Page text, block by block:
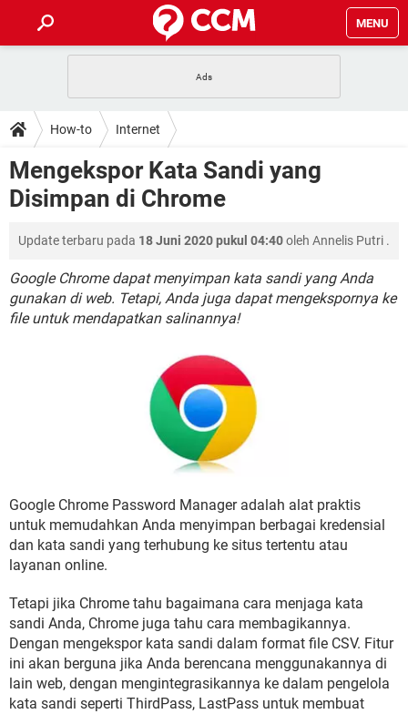
MENU
APLIKASI NONTON FILM & SERI
BUAT AKUN TIKTOK APLIKASI VIDEO-CALL
HOW-TO
SAFE MODE ANDROID
KODE RAHASIA NETFLIX
DOWNLOAD
ADOBE PREMIERE PRO INSTAGRAM UNTUK PC
FORUM
Lupa Password Gmail WiFi Tidak Berfungsi
Reset Akun Facebook yang di-Hack
Front Office dan Back Office OOP - Data Enkapsulasi
Jenis-jenis Network atau Jaringan
How-to Internet
Mengekspor Kata Sandi yang
Disimpan di Chrome
Update terbaru pada 18 Juni 2020 pukul 04:40oleh Annelis Putri .
Google Chrome dapat menyimpan kata sandi yang Anda
gunakan di web. Tetapi, Anda juga dapat mengekspornya ke
file untuk mendapatkan salinannya!
Google Chrome Password Manager adalah alat praktis
untuk memudahkan Anda menyimpan berbagai kredensial
dan kata sandi yang terhubung ke situs tertentu atau
layanan online.
Tetapi jika Chrome tahu bagaimana cara menjaga kata
sandi Anda, Chrome juga tahu cara membagikannya.
Dengan mengekspor kata sandi dalam format file CSV. Fitur
ini akan berguna jika Anda berencana menggunakannya di
lain web, dengan mengintegrasikannya ke dalam pengelola
kata sandi seperti ThirdPass, LastPass untuk membuat